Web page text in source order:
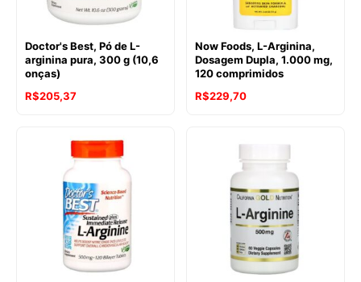
Doctor's Best, Pó de L-
arginina pura, 300 g (10,6
onças)
R$205,37
Now Foods, L-Arginina,
Dosagem Dupla, 1.000 mg,
120 comprimidos
R$229,70